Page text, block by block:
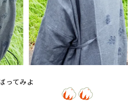
ってみよ